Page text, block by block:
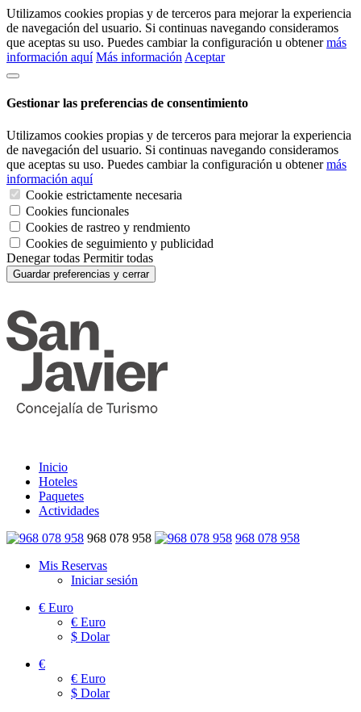
Utilizamos cookies propias y de terceros para mejorar la experiencia
de navegación del usuario. Si continuas navegando consideramos
que aceptas su uso. Puedes cambiar la configuración u obtenermás
información aquí Más información Aceptar
Gestionar las preferencias de consentimiento
Utilizamos cookies propias y de terceros para mejorar la experiencia
de navegación del usuario. Si continuas navegando consideramos
que aceptas su uso. Puedes cambiar la configuración u obtenermás
información aquí
Cookie estrictamente necesaria
Cookies funcionales
Cookies de rastreo y rendmiento
Cookies de seguimiento y publicidad
Denegar todas Permitir todas
Guardar preferencias y cerrar
Inicio
Hoteles
Paquetes
Actividades
968 078 958
968 078 958
Mis Reservas
Iniciar sesión
€ Euro
€ Euro
$ Dolar
€
€ Euro
$ Dolar